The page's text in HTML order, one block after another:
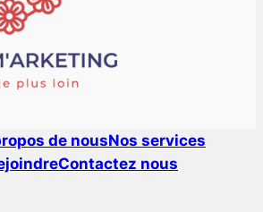
de nousNos services
Contactez nous